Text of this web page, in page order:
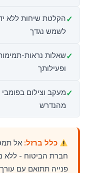
הקלטת שיחות ללא
לשמש נגדך
שאלות נראות-
ופעילותך
מעקב וצילום
מהנדרש
כלל ברזל: אל
חברת הביטוח - ללא
פנייה תתואם עם עורך